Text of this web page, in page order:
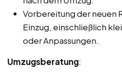
Vorbereitung der neuen
Einzug, einschließlich
oder Anpassungen.
Umzugsberatung: